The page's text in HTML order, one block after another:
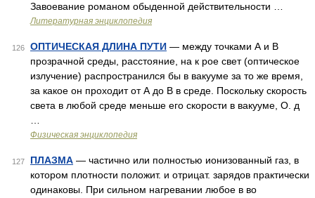
Завоевание романом обыденной действительности …
Литературная энциклопедия
126 ОПТИЧЕСКАЯ ДЛИНА ПУТИ — между точками А и В
прозрачной среды, расстояние, на к рое свет (оптическое
излучение) распространился бы в вакууме за то же время,
за какое он проходит от А до В в среде. Поскольку скорость
света в любой среде меньше его скорости в вакууме, О. д
Физическая энциклопедия
127 ПЛАЗМА — частично или полностью ионизованный газ, в
котором плотности положит. и отрицат. зарядов практически
одинаковы. При сильном нагревании любое в во